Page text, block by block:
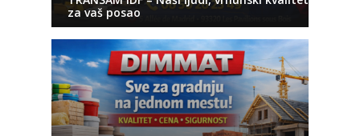
za vaš posao